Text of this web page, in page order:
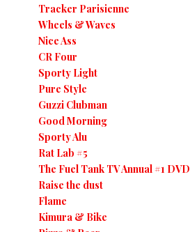
Tracker Parisienne
Wheels & Waves
Nice Ass
CR Four
Sporty Light
Pure Style
Guzzi Clubman
Good Morning
Sporty Alu
Rat Lab #5
The Fuel Tank TV Annual #1 DVD
Raise the dust
Flame
Kimura & Bike